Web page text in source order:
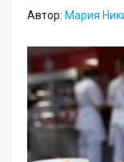
Автор: Мария